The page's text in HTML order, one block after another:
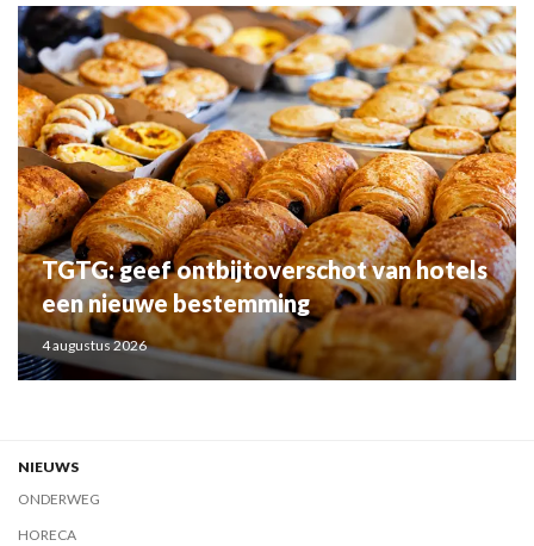
TGTG: geef ontbijtoverschot van hotels
een nieuwe bestemming
4 augustus 2026
NIEUWS
ONDERWEG
HORECA